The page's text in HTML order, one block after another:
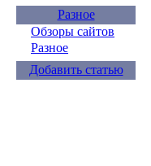
Разное
Обзоры сайтов
Разное
Добавить статью